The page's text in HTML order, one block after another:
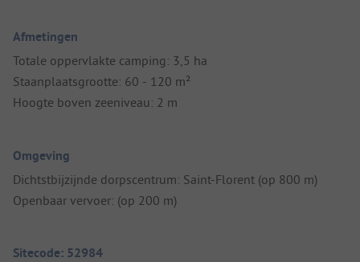
Afmetingen
Totale oppervlakte camping: 3,5 ha
Staanplaatsgrootte: 60 - 120 m²
Hoogte boven zeeniveau: 2 m
Omgeving
Dichtstbijzijnde dorpscentrum: Saint-Florent (op 800 m)
Openbaar vervoer: (op 200 m)
Sitecode: 52984